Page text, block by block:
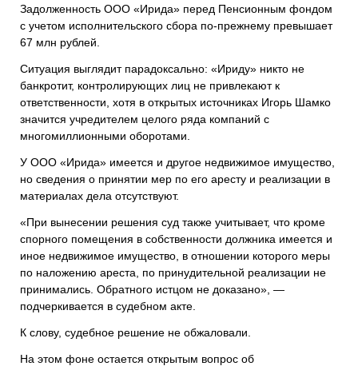
Задолженность ООО «Ирида» перед Пенсионным фондом
с учетом исполнительского сбора по-прежнему превышает
67 млн рублей.
Ситуация выглядит парадоксально: «Ириду» никто не
банкротит, контролирующих лиц не привлекают к
ответственности, хотя в открытых источниках Игорь Шамко
значится учредителем целого ряда компаний с
многомиллионными оборотами.
У ООО «Ирида» имеется и другое недвижимое имущество,
но сведения о принятии мер по его аресту и реализации в
материалах дела отсутствуют.
«При вынесении решения суд также учитывает, что кроме
спорного помещения в собственности должника имеется и
иное недвижимое имущество, в отношении которого меры
по наложению ареста, по принудительной реализации не
принимались. Обратного истцом не доказано», —
подчеркивается в судебном акте.
К слову, судебное решение не обжаловали.
На этом фоне остается открытым вопрос об